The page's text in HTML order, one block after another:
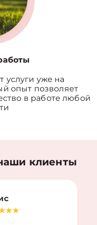
услуги уже на
опыт позволяет
в работе любой
клиенты